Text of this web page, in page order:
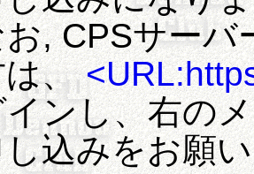
, CPSサーバ
は、
ンし、右の
込みをお願